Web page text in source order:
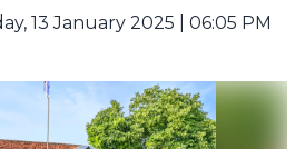
13 January 2025 | 06:05 PM